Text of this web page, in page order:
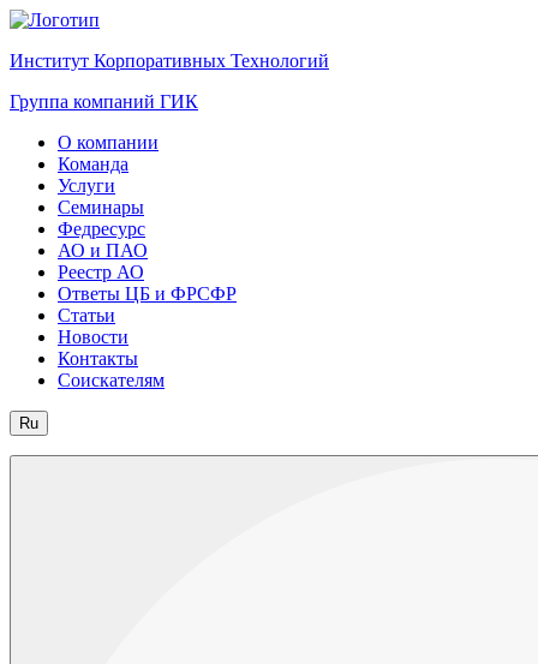
Институт Корпоративных Технологий
Группа компаний ГИК
О компании
Команда
Услуги
Семинары
Федресурс
АО и ПАО
Реестр АО
Ответы ЦБ и ФРСФР
Статьи
Новости
Контакты
Соискателям
Ru